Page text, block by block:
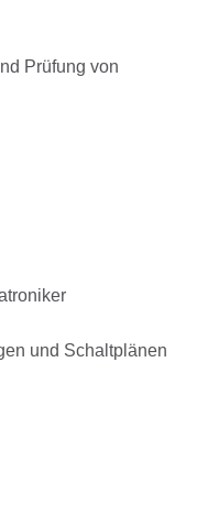
Prüfung von
und Schaltplänen